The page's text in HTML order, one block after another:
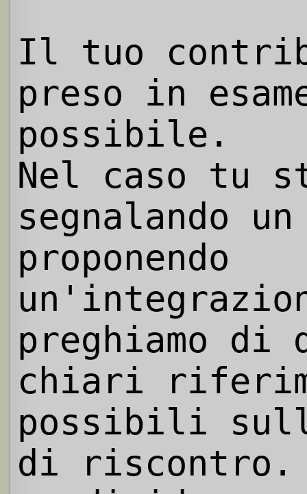
Il tuo
preso in
possibile.
Nel caso tu
segnalando
proponendo
preghiamo
chiari
possibili
di riscontro.